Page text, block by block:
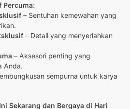
Percuma:
– Sentuhan kemewahan yang
– Detail yang menyerlahkan
– Aksesori penting yang
Anda.
sempurna untuk karya
Sekarang dan Bergaya di Hari